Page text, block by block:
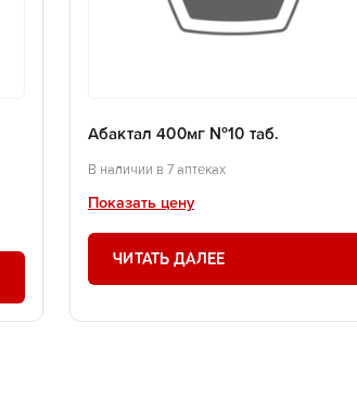
Абактал 400мг №10 таб.
В наличии в 7 аптеках
Показать цену
ЧИТАТЬ ДАЛЕЕ